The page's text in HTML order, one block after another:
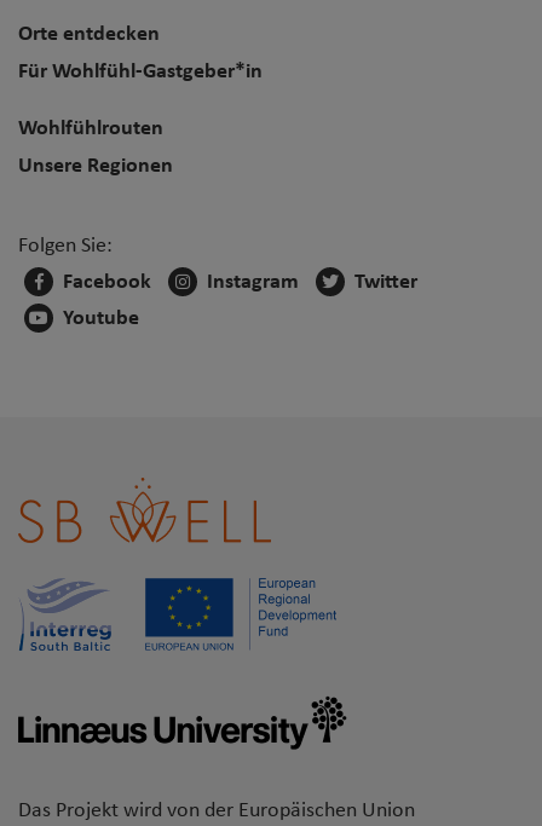
Orte entdecken
Für Wohlfühl-Gastgeber*in
Wohlfühlrouten
Unsere Regionen
Folgen Sie:
Facebook
Instagram
Twitter
Youtube
Das Projekt wird von der Europäischen Union